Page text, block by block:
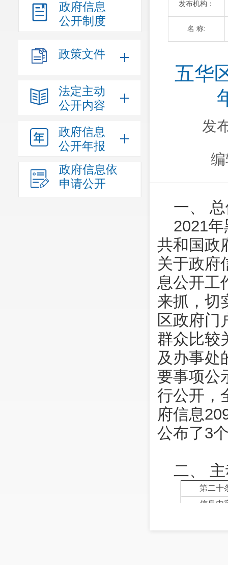
政府信息
公开制度
政策文件
法定主动
公开内容
政府信息
公开年报
政府信息依
申请公开
发布机构：
名 称:
五华
发
一、
2021
共和国政
关于政府
息公开工
来抓，切
区政府门
群众比较
及办事处
要事项公
行公开，
府信息
公布了3
二、
第二十
信息内